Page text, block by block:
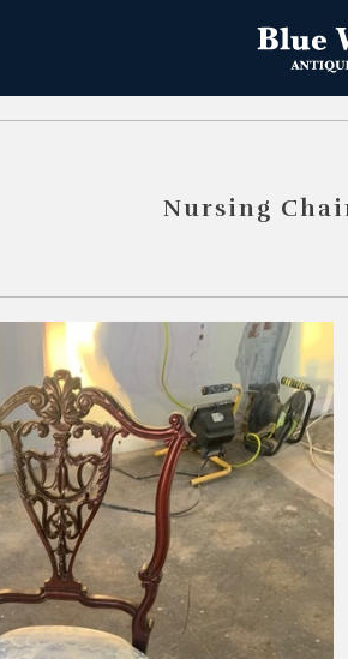
Nursing